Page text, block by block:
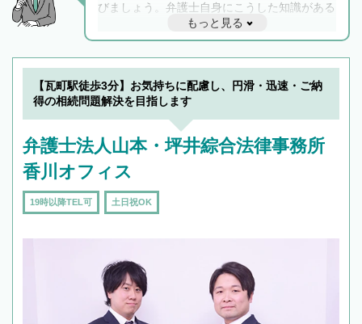
びましょう。弁護士自身にこうした知識がある
と他士業との連携もスムーズに進み、トラブル
解決のみならず相続をトータルで任せることが
できます。また、相続は感情がからむ分野なの
でフィーリングも重要です。実際に電話や面談
で複数の弁護士と会話をしてウマが合う方に依
もっと見る
【瓦町駅徒歩3分】お気持ちに配慮し、円滑・迅速・ご納
得の相続問題解決を目指します
弁護士法人山本・坪井綜合法律事務所
香川オフィス
19時以降TEL可 土日祝OK